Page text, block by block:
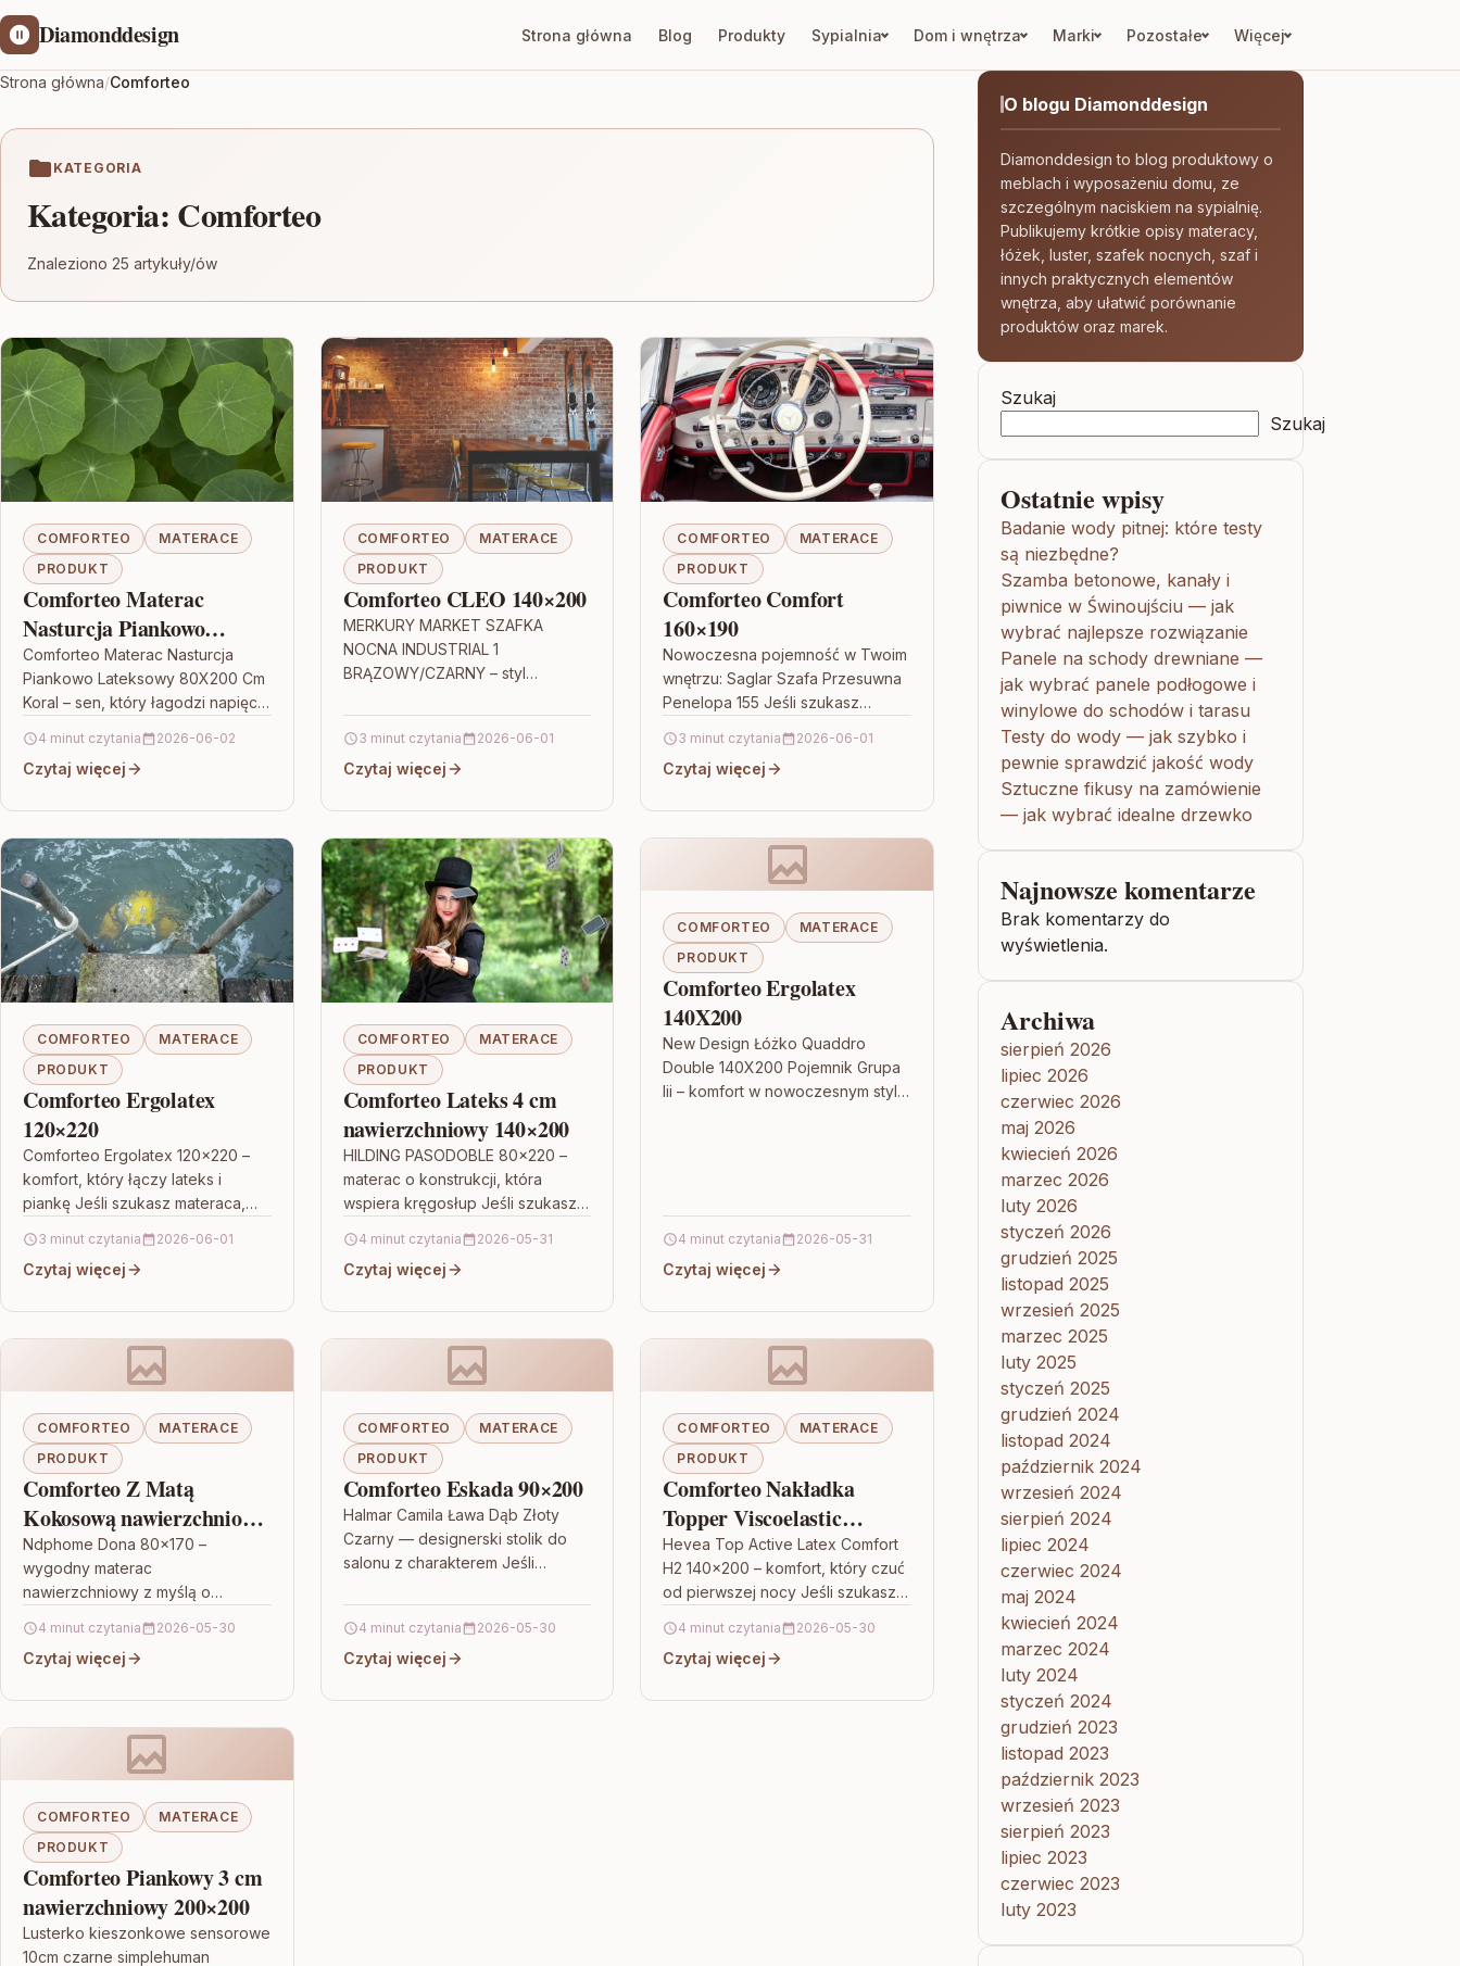
Diamonddesign Strona główna Blog Produkty Sypialnia Dom i wnętrza Marki Pozostałe Więcej
Strona główna/Comforteo
KATEGORIA
Kategoria: Comforteo
Znaleziono 25 artykuły/ów
COMFORTEO
MATERACE
PRODUKT
Comforteo Materac
Nasturcja Piankowo
Lateksowy 80X200 Cm
Koral
Comforteo Materac Nasturcja
Piankowo Lateksowy 80X200 Cm
Koral – sen, który łagodzi napięcia
sztywności pleców albo masz
wrażenie, że…
4 minut czytania 2026-06-02
Czytaj więcej
COMFORTEO
MATERACE
PRODUKT
Comforteo CLEO 140×200
MERKURY MARKET SZAFKA
NOCNA INDUSTRIAL 1
BRĄZOWY/CZARNY – styl
wydaniu Jeśli szukasz mebla,
który łączy charakter z codzienną
funkcjonalnością, MERKURY
3 minut czytania 2026-06-01
Czytaj więcej
COMFORTEO
MATERACE
PRODUKT
Comforteo Comfort
160×190
Nowoczesna pojemność w Twoim
wnętrzu: Saglar Szafa Przesuwna
Penelopa 155 Jeśli szukasz
codziennego użytkowania z
estetyką dopasowaną do
3 minut czytania 2026-06-01
Czytaj więcej
COMFORTEO
MATERACE
PRODUKT
Comforteo Ergolatex
120×220
Comforteo Ergolatex 120×220 –
komfort, który łączy lateks i
piankę Jeśli szukasz materaca,
podparcie i jednocześnie dba o
higienę snu, warto…
3 minut czytania 2026-06-01
Czytaj więcej
COMFORTEO
MATERACE
PRODUKT
Comforteo Lateks 4 cm
nawierzchniowy 140×200
HILDING PASODOBLE 80×220 –
materac o konstrukcji, która
wspiera kręgosłup Jeśli szukasz
stabilnego podparcia, HILDING
PASODOBLE 80×220 może być
4 minut czytania 2026-05-31
Czytaj więcej
COMFORTEO
MATERACE
PRODUKT
Comforteo Ergolatex
140X200
New Design Łóżko Quaddro
Double 140X200 Pojemnik Grupa
Iii – komfort w nowoczesnym stylu
4 minut czytania 2026-05-31
Czytaj więcej
COMFORTEO
MATERACE
PRODUKT
Comforteo Z Matą
Kokosową nawierzchniowy
80×200
Ndphome Dona 80×170 –
wygodny materac
nawierzchniowy z myślą o
rozwiązania, które poprawi
komfort snu bez konieczności
4 minut czytania 2026-05-30
Czytaj więcej
COMFORTEO
MATERACE
PRODUKT
Comforteo Eskada 90×200
Halmar Camila Ława Dąb Złoty
Czarny — designerski stolik do
salonu z charakterem Jeśli
wypełni przestrzeń, ale też
doda…
4 minut czytania 2026-05-30
Czytaj więcej
COMFORTEO
MATERACE
PRODUKT
Comforteo Nakładka
Topper Viscoelastic
90×190 wys. 6 cm
Hevea Top Active Latex Comfort
H2 140×200 – komfort, który czuć
od pierwszej nocy Jeśli szukasz
sprężystość, wygodę i
równowagę między…
4 minut czytania 2026-05-30
Czytaj więcej
COMFORTEO
MATERACE
PRODUKT
Comforteo Piankowy 3 cm
nawierzchniowy 200×200
Lusterko kieszonkowe sensorowe
10cm czarne simplehuman
O blogu Diamonddesign
Diamonddesign to blog produktowy o
meblach i wyposażeniu domu, ze
szczególnym naciskiem na sypialnię.
Publikujemy krótkie opisy materacy,
łóżek, luster, szafek nocnych, szaf i
innych praktycznych elementów
wnętrza, aby ułatwić porównanie
produktów oraz marek.
Szukaj
Szukaj
Ostatnie wpisy
Badanie wody pitnej: które testy
są niezbędne?
Szamba betonowe, kanały i
piwnice w Świnoujściu — jak
wybrać najlepsze rozwiązanie
Panele na schody drewniane —
jak wybrać panele podłogowe i
winylowe do schodów i tarasu
Testy do wody — jak szybko i
pewnie sprawdzić jakość wody
Sztuczne fikusy na zamówienie
— jak wybrać idealne drzewko
Najnowsze komentarze
Brak komentarzy do
wyświetlenia.
Archiwa
sierpień 2026
lipiec 2026
czerwiec 2026
maj 2026
kwiecień 2026
marzec 2026
luty 2026
styczeń 2026
grudzień 2025
listopad 2025
wrzesień 2025
marzec 2025
luty 2025
styczeń 2025
grudzień 2024
listopad 2024
październik 2024
wrzesień 2024
sierpień 2024
lipiec 2024
czerwiec 2024
maj 2024
kwiecień 2024
marzec 2024
luty 2024
styczeń 2024
grudzień 2023
listopad 2023
październik 2023
wrzesień 2023
sierpień 2023
lipiec 2023
czerwiec 2023
luty 2023